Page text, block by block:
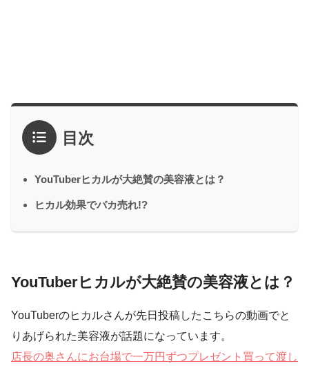
目次
YouTuberヒカルが大絶賛の美容液とは？
ヒカル効果でバカ売れ!?
YouTuberヒカルが大絶賛の美容液とは？
YouTuberのヒカルさんが先日投稿したこちらの動画でと
りあげられた美容液が話題になっています。
店長の奥さんにお台場で一万円ずつプレゼント買って渡し